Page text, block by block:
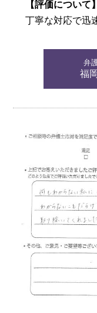
【評価について】
丁寧な対応で迅
弁
福